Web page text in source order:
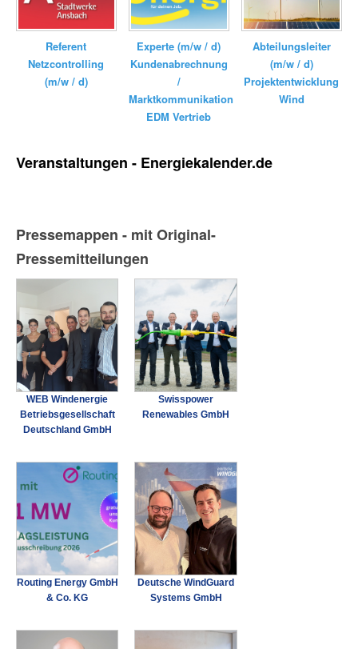
Referent
Netzcontrolling
(m/w / d)
Experte (m/w / d)
Kundenabrechnung
/
Marktkommunikation
EDM Vertrieb
Abteilungsleiter
(m/w / d)
Projektentwicklung
Wind
Veranstaltungen - Energiekalender.de
Pressemappen - mit Original-
Pressemitteilungen
WEB Windenergie
Betriebsgesellschaft
Deutschland GmbH
Swisspower
Renewables GmbH
Routing Energy GmbH
& Co. KG
Deutsche WindGuard
Systems GmbH